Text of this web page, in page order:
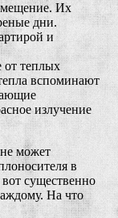
Их
дни.
и
от теплых
вспоминают
излучение
может
в
существенно
На что